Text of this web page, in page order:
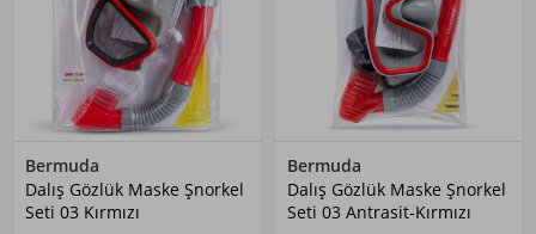
Bermuda
Dalış Gözlük Maske Şnorkel
Seti 03 Kırmızı
Bermuda
Dalış Gözlük Maske Şnorkel
Seti 03 Antrasit-Kırmızı